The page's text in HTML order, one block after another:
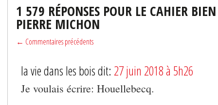
1 579 RÉPONSES POUR LE CAHIER
PIERRE MICHON
← Commentaires précédents
la vie dans les bois dit: 27 juin 2018 à 5h26
Je voulais écrire: Houellebecq.